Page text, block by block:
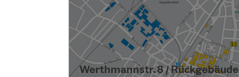
Werthmannstr. 8 / Rückgebäude